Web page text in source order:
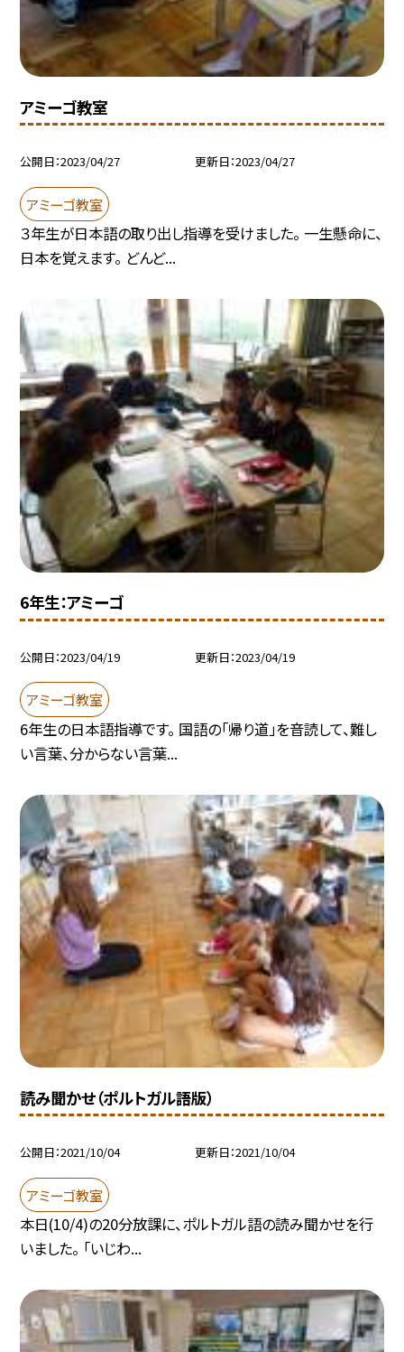
アミーゴ教室
公開日 2023/04/27 更新日 2023/04/27
アミーゴ教室
３年生が日本語の取り出し指導を受けました。 一生懸命に、
日本を覚えます。 どんど...
6年生：アミーゴ
公開日 2023/04/19 更新日 2023/04/19
アミーゴ教室
6年生の日本語指導です。 国語の「帰り道」を音読して、難し
い言葉、分からない言葉...
読み聞かせ（ポルトガル語版）
公開日 2021/10/04 更新日 2021/10/04
アミーゴ教室
本日(10/4)の20分放課に、ポルトガル語の読み聞かせを行
いました。 「いじわ...